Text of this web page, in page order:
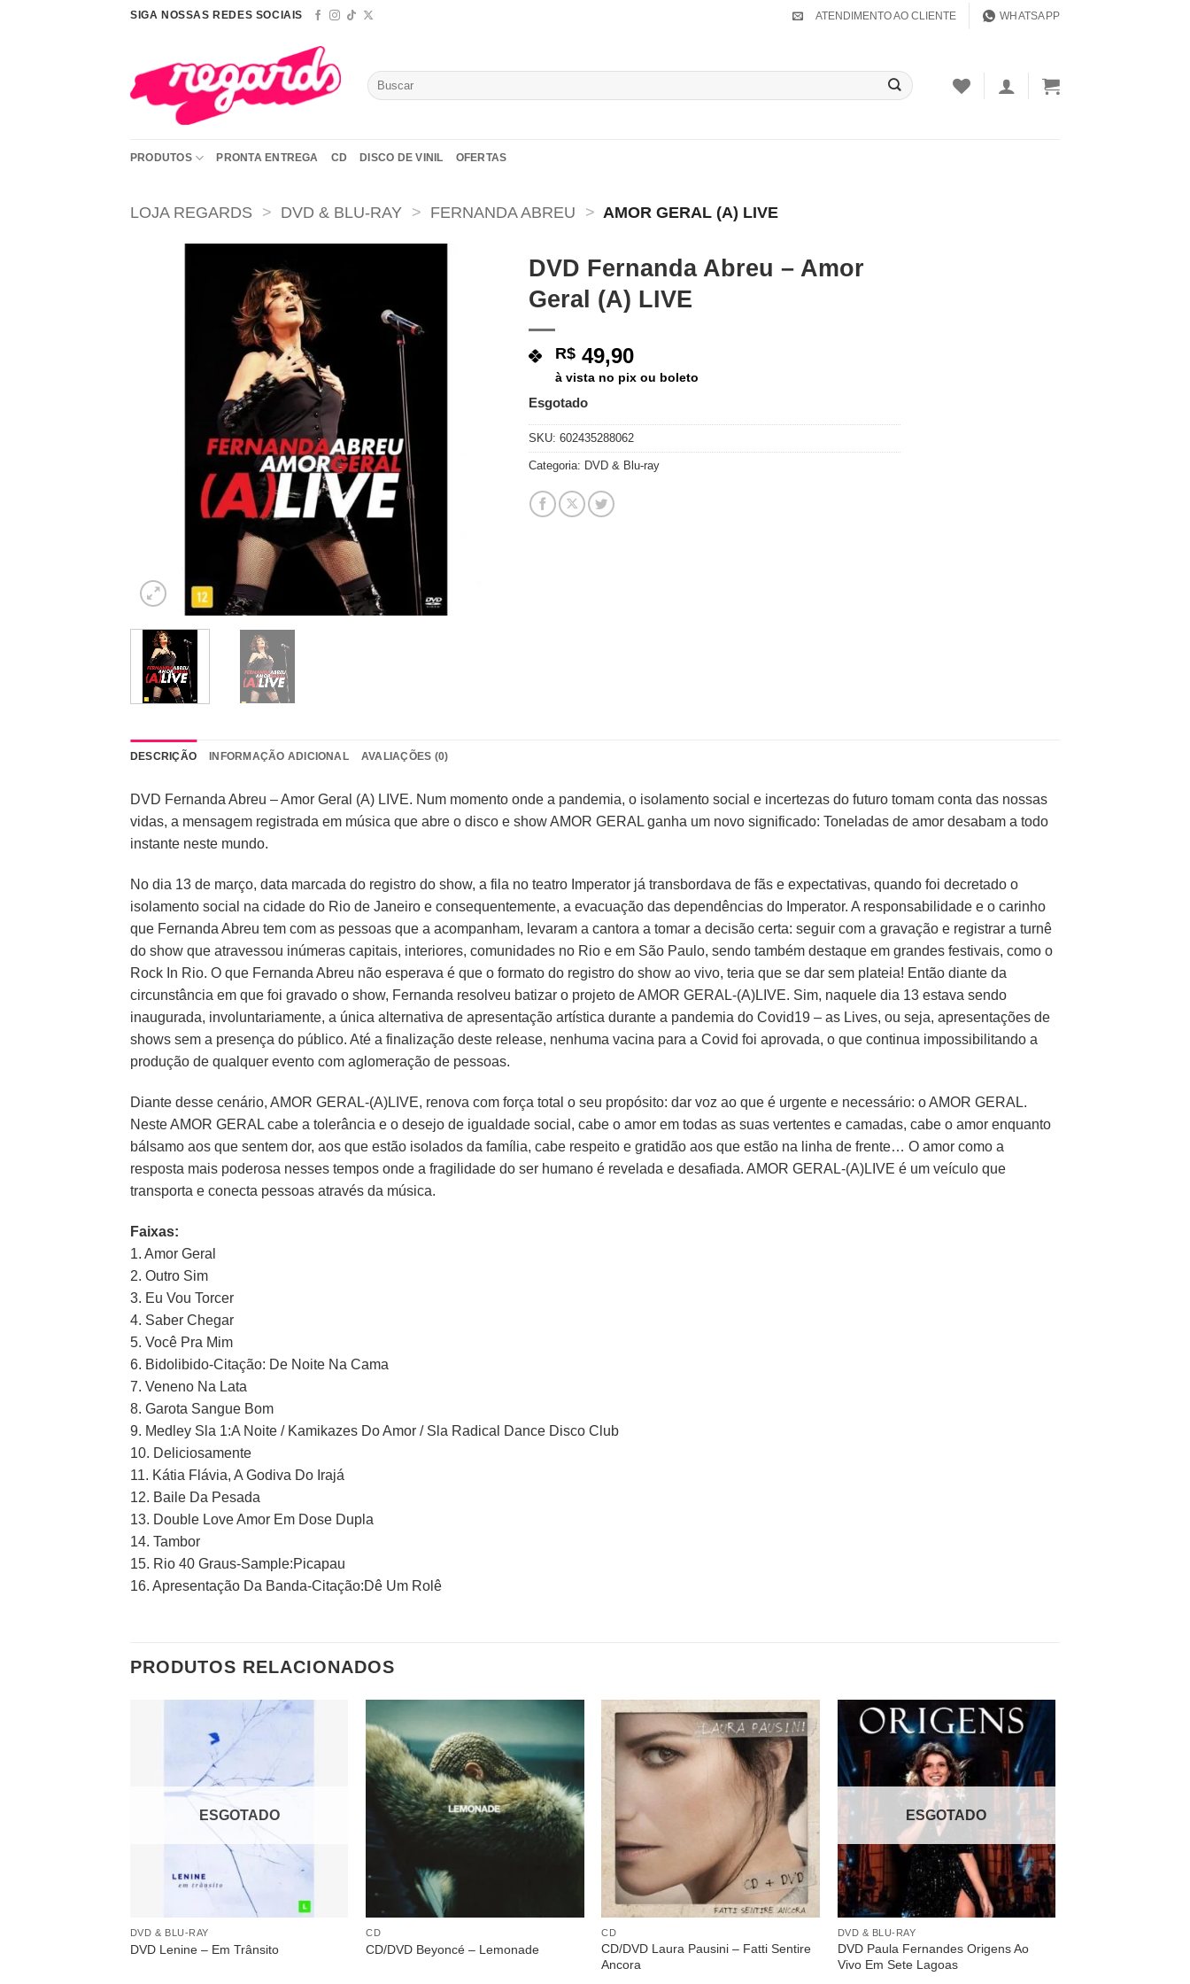
SIGA NOSSAS REDES SOCIAIS ATENDIMENTO AO CLIENTE WHATSAPP
Pesquisar
por:
PRODUTOS PRONTA ENTREGA CD DISCO DE VINIL OFERTAS
LOJA REGARDS > DVD & BLU-RAY > FERNANDA ABREU > AMOR GERAL (A) LIVE
DVD Fernanda Abreu – Amor
Geral (A) LIVE
R$ 49,90
à vista no pix ou boleto
Esgotado
SKU: 602435288062
Categoria: DVD & Blu-ray
DESCRIÇÃO INFORMAÇÃO ADICIONAL AVALIAÇÕES (0)
DVD Fernanda Abreu – Amor Geral (A) LIVE. Num momento onde a pandemia, o isolamento social e incertezas do futuro tomam conta das nossas
vidas, a mensagem registrada em música que abre o disco e show AMOR GERAL ganha um novo significado: Toneladas de amor desabam a todo
instante neste mundo.
No dia 13 de março, data marcada do registro do show, a fila no teatro Imperator já transbordava de fãs e expectativas, quando foi decretado o
isolamento social na cidade do Rio de Janeiro e consequentemente, a evacuação das dependências do Imperator. A responsabilidade e o carinho
que Fernanda Abreu tem com as pessoas que a acompanham, levaram a cantora a tomar a decisão certa: seguir com a gravação e registrar a turnê
do show que atravessou inúmeras capitais, interiores, comunidades no Rio e em São Paulo, sendo também destaque em grandes festivais, como o
Rock In Rio. O que Fernanda Abreu não esperava é que o formato do registro do show ao vivo, teria que se dar sem plateia! Então diante da
circunstância em que foi gravado o show, Fernanda resolveu batizar o projeto de AMOR GERAL-(A)LIVE. Sim, naquele dia 13 estava sendo
inaugurada, involuntariamente, a única alternativa de apresentação artística durante a pandemia do Covid19 – as Lives, ou seja, apresentações de
shows sem a presença do público. Até a finalização deste release, nenhuma vacina para a Covid foi aprovada, o que continua impossibilitando a
produção de qualquer evento com aglomeração de pessoas.
Diante desse cenário, AMOR GERAL-(A)LIVE, renova com força total o seu propósito: dar voz ao que é urgente e necessário: o AMOR GERAL.
Neste AMOR GERAL cabe a tolerância e o desejo de igualdade social, cabe o amor em todas as suas vertentes e camadas, cabe o amor enquanto
bálsamo aos que sentem dor, aos que estão isolados da família, cabe respeito e gratidão aos que estão na linha de frente… O amor como a
resposta mais poderosa nesses tempos onde a fragilidade do ser humano é revelada e desafiada. AMOR GERAL-(A)LIVE é um veículo que
transporta e conecta pessoas através da música.
Faixas:
1. Amor Geral
2. Outro Sim
3. Eu Vou Torcer
4. Saber Chegar
5. Você Pra Mim
6. Bidolibido-Citação: De Noite Na Cama
7. Veneno Na Lata
8. Garota Sangue Bom
9. Medley Sla 1:A Noite / Kamikazes Do Amor / Sla Radical Dance Disco Club
10. Deliciosamente
11. Kátia Flávia, A Godiva Do Irajá
12. Baile Da Pesada
13. Double Love Amor Em Dose Dupla
14. Tambor
15. Rio 40 Graus-Sample:Picapau
16. Apresentação Da Banda-Citação:Dê Um Rolê
PRODUTOS RELACIONADOS
ESGOTADO
DVD & BLU-RAY
DVD Lenine – Em Trânsito
Adicionar
a lista de
desejos
CD
CD/DVD Beyoncé – Lemonade
Adicionar
a lista de
desejos
CD
CD/DVD Laura Pausini – Fatti Sentire
Ancora
Adicionar
a lista de
desejos
ESGOTADO
DVD & BLU-RAY
DVD Paula Fernandes Origens Ao
Vivo Em Sete Lagoas